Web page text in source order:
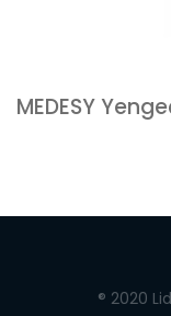
MEDESY
® 2020